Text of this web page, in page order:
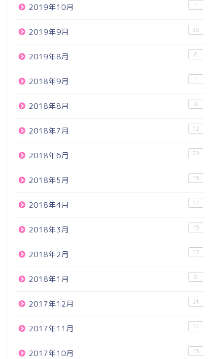
2019年10月 1
2019年9月 36
2019年8月 6
2018年9月 1
2018年8月 8
2018年7月 12
2018年6月 20
2018年5月 15
2018年4月 17
2018年3月 15
2018年2月 12
2018年1月 8
2017年12月 21
2017年11月 14
2017年10月 15